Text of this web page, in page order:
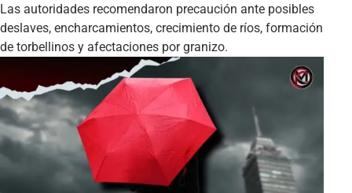
Las autoridades recomendaron precaución ante posibles
deslaves, encharcamientos, crecimiento de ríos, formación
de torbellinos y afectaciones por granizo.